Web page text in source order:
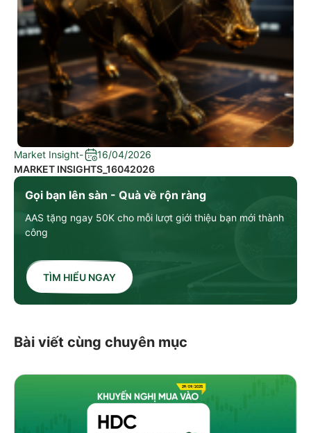
Gọi bạn lên sàn - Quà về rộn ràng
AAS tặng ngay 50K cho mỗi lượt giới thiệu bạn mới thành
công
TÌM HIỂU NGAY
Market Insight-
16/04/2026
MARKET INSIGHTS_16042026
Bài viết cùng chuyên mục